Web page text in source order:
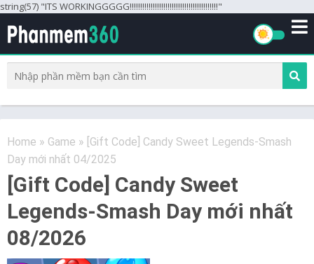
string(57) "ITS WORKINGGGGG!!!!!!!!!!!!!!!!!!!!!!!!!!!!!!!!!!!!!!!!!!"
Home » Game » [Gift Code] Candy Sweet Legends-Smash
Day mới nhất 04/2025
[Gift Code] Candy Sweet
Legends-Smash Day mới nhất
08/2026